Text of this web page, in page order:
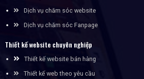
Dịch vụ chăm sóc website
Dịch vụ chăm sóc Fanpage
Thiết kế website chuyên nghiệp
Thiết kế website bán hàng
Thiết kế web theo yêu cầu